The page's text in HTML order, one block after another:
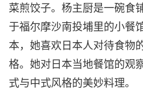
菜煎饺子。杨主厨是一碗食
于福尔摩沙南投埔里的小餐
本，她喜欢日本人对待食物
格。她对日本当地餐馆的观
式与中式风格的美妙料理。